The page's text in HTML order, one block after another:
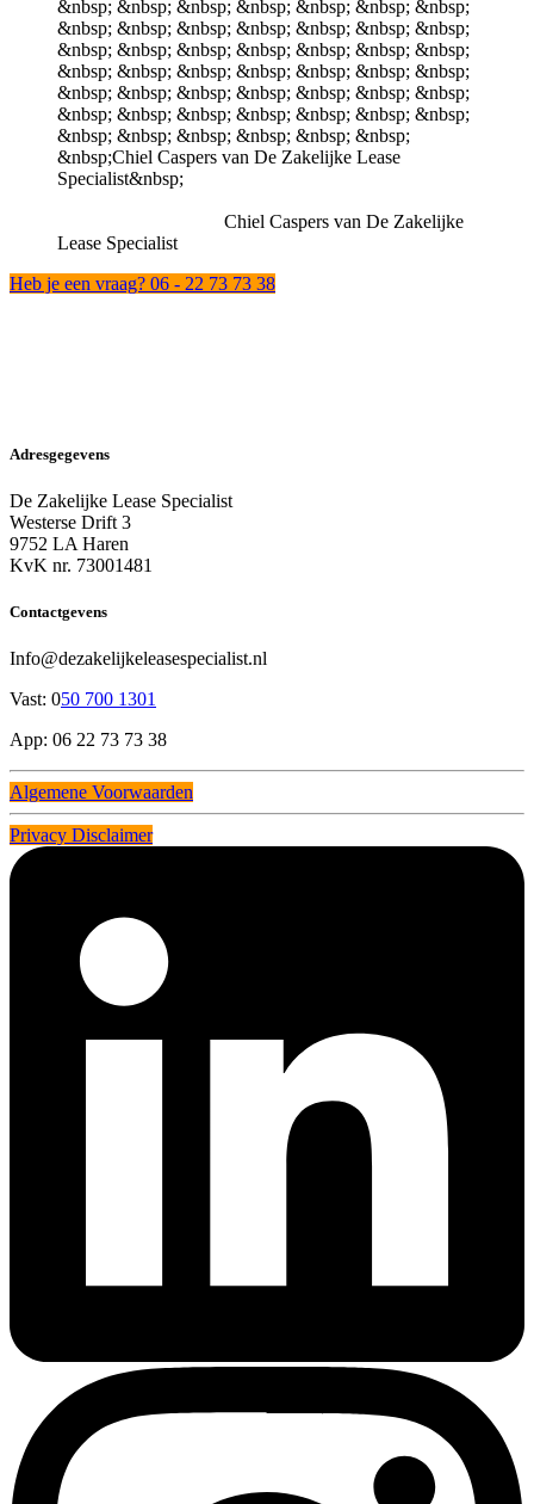
Chiel Caspers van De Zakelijke
Lease Specialist
Heb je een vraag? 06 - 22 73 73 38
Adresgegevens
De Zakelijke Lease Specialist
Westerse Drift 3
9752 LA Haren
KvK nr. 73001481
Contactgevens
Info@dezakelijkeleasespecialist.nl
Vast: 050 700 1301
App: 06 22 73 73 38
Algemene Voorwaarden
Privacy Disclaimer